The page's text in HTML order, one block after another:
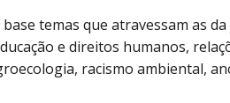
temas que atravessam as
e direitos humanos,
racismo ambiental,